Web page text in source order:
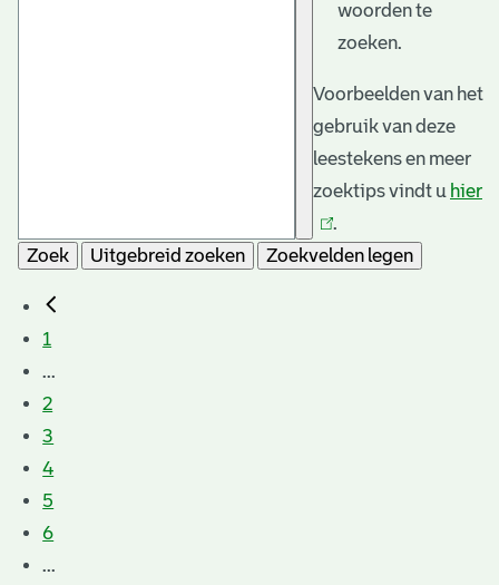
woorden te
zoeken.
Voorbeelden van het
gebruik van deze
leestekens en meer
zoektips vindt u hier
.
Zoek
Uitgebreid zoeken Zoekvelden legen
1
...
2
3
4
5
6
...